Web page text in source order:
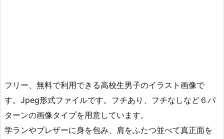
フリー、無料で利用できる高校生男子のイラスト画像で
す。Jpeg形式ファイルです。フチあり、フチなしなど６パ
ターンの画像タイプを用意しています。
学ランやブレザーに身を包み、肩をふたつ並べて真正面を